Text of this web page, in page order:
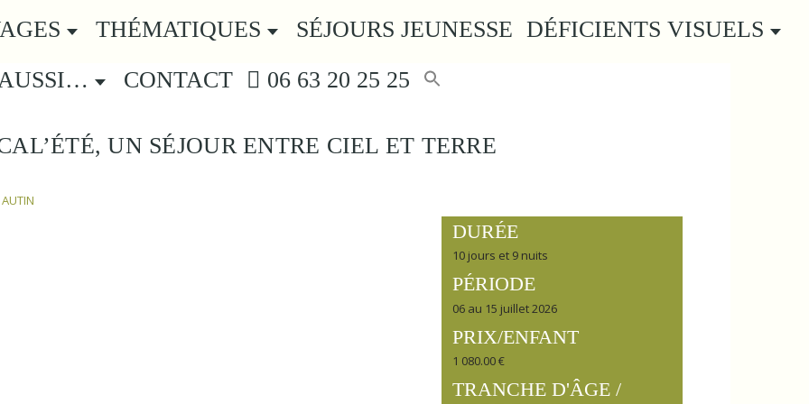
THÉMATIQUES SÉJOURS JEUNESSE DÉFICIENTS VISUELS
CONTACT 06 63 20 25 25
UN SÉJOUR ENTRE CIEL ET TERRE
DURÉE
10 jours et 9 nuits
PÉRIODE
06 au 15 juillet 2026
PRIX/ENFANT
1 080.00 €
TRANCHE D'ÂGE /